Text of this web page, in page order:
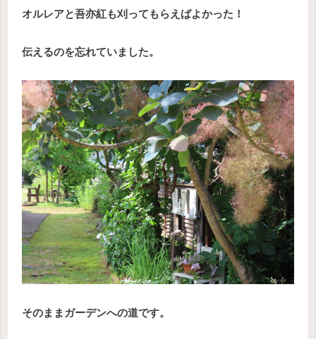
オルレアと吾亦紅も刈ってもらえばよかった！
伝えるのを忘れていました。
そのままガーデンへの道です。